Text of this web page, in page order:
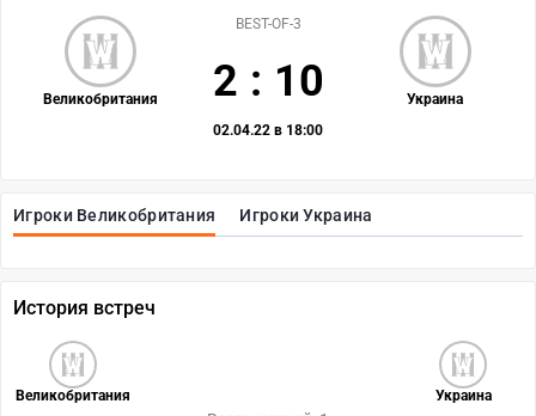
Игроки Великобритания Игроки Украина
Великобритания Украина
BEST-OF-3
2 : 10
02.04.22 в 18:00
История встреч
Великобритания Украина